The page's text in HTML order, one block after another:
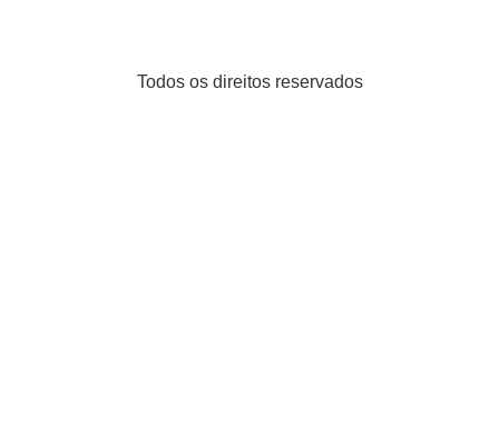
Todos os direitos reservados